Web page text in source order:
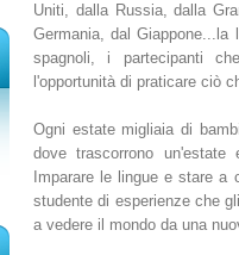
Uniti, dalla Russia, dalla
Germania, dal
spagnoli, i partecipanti
l'opportunità di praticare ciò
Ogni estate migliaia di
dove trascorrono
Imparare le lingue e stare a
studente di esperienze che
a vedere il mondo da una